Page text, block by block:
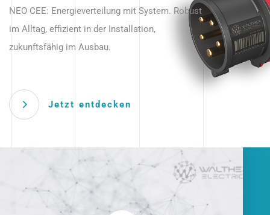
beginnt hier.
NEO CEE: Energieverteilung mit System. Robust
im Alltag, effizient in der Installation,
zukunftsfähig im Ausbau.
Jetzt entdecken
Anwendungen – robust, IP-geschützt und
zukunftsfähig.